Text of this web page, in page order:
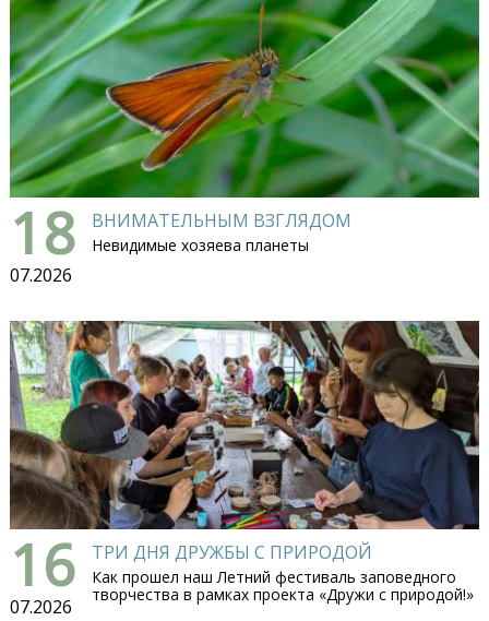
18
07.2026
ВНИМАТЕЛЬНЫМ ВЗГЛЯДОМ
Невидимые хозяева планеты
16
07.2026
ТРИ ДНЯ ДРУЖБЫ С ПРИРОДОЙ
Как прошел наш Летний фестиваль заповедного
творчества в рамках проекта «Дружи с природой!»